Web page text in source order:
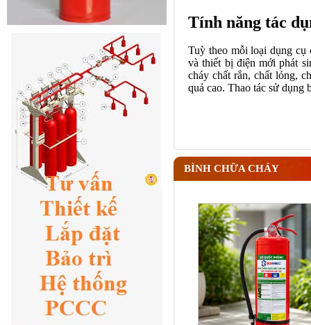
Tính năng tác
Tuỳ theo mỗi loạidụng cụ
và thiết bị điện mới phát
cháy chất rắn, chất lỏng,
quả cao. Thao tác sử dụng
BÌNH CHỮA CHÁY